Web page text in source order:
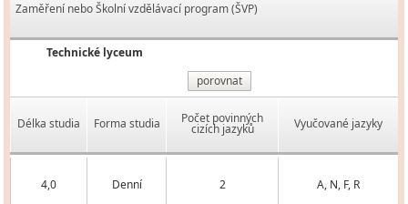
Zaměření nebo Školní vzdělávací program (ŠVP)
Technické lyceum
porovnat
Délka studia Forma studia Počet povinných
cizích jazyků Vyučované jazyky
4,0 Denní 2 A, N, F, R